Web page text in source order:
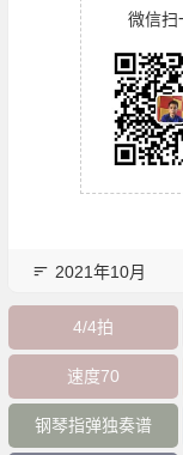
微信扫
2021年10月
4/4拍
速度70
钢琴指弹独奏谱